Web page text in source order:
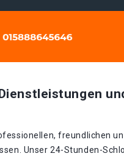
freundlichen
Unser 24-Stunden-